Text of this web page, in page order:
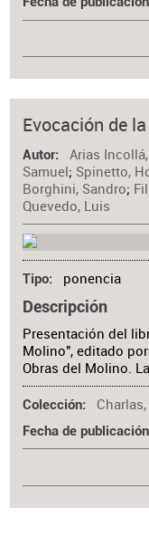
Evocación de
Autor Arias
Samuel; Spinetto,
Borghini, Sandro;
Quevedo, Luis
Tipo ponencia
Descripción
Presentación del
Molino", editado
Obras del Molino.
Colección
Fecha de publicación